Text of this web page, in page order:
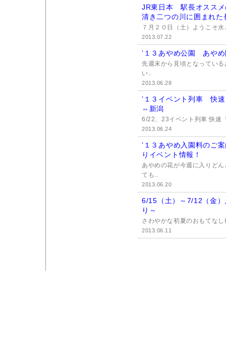
JR東日本 駅長オスス
清き二つの川に囲まれ
７月２０日（土）ようこそ
2013.07.22
’１３あやめ公園 あや
先週末から見頃となってい
い..
2013.06.28
’１３イベント列車 快
⇔新潟
6/22、23イベント列車 快速
2013.06.24
’１３あやめ入園料のご
りイベント情報！
あやめの花が今週に入りど
ても..
2013.06.20
6/15（土）～7/12（金
り～
さわやかな初夏のおもてな
2013.06.11